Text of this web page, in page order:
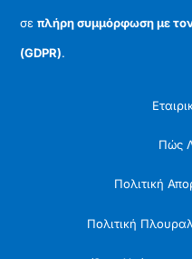
σεπλήρη συμμόρφωση με
(GDPR).
Πώς
Πολιτική
Πολιτική